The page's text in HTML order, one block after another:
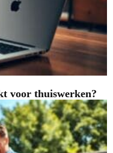
voor thuiswerken?